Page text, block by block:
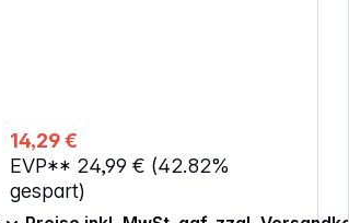
mm-Lautsprecher liefern klaren und
kräftigen Sound, während die Jersey-
Strickpolster für zusätzlichen Komfort
und verbesserte Basswiedergabe
14,29 €
EVP** 24,99 € (42.82%
gespart)